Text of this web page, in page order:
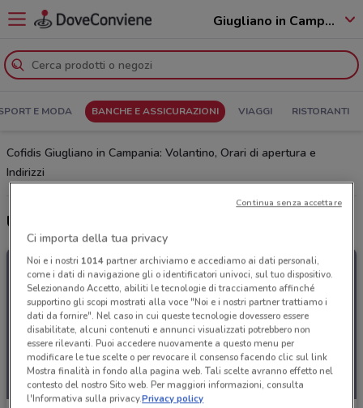
Giugliano in Campania - 80014
E MODA BANCHE E ASSICURAZIONI VIAGGI RISTORANTI
Cofidis Giugliano in Campania: Volantino, Orari di apertura e
Indirizzi
Ultime offerte del volantino Cofidis
Ci importa della tua privacy
Noi e i nostri 1014partner archiviamo e accediamo ai dati personali,
come i dati di navigazione gli o identificatori univoci, sul tuo dispositivo.
Selezionando Accetto, abiliti le tecnologie di tracciamento affinché
supportino gli scopi mostrati alla voce "Noi e i nostri partner trattiamo i
dati da fornire". Nel caso in cui queste tecnologie dovessero essere
disabilitate, alcuni contenuti e annunci visualizzati potrebbero non
essere rilevanti. Puoi accedere nuovamente a questo menu per
modificare le tue scelte o per revocare il consenso facendo clic sul link
Mostra finalità in fondo alla pagina web. Tali scelte avranno effetto nel
contesto del nostro Sito web. Per maggiori informazioni, consulta
l'Informativa sulla privacy.Privacy policy
Continua senza accettare